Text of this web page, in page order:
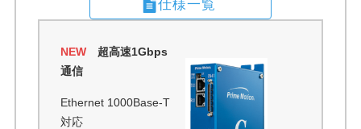
仕様一覧
NEW
超高速1Gbps
通信
Ethernet 1000Base-T
対応